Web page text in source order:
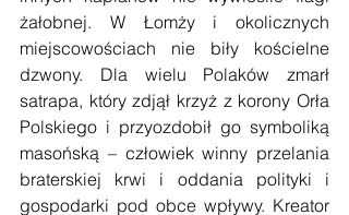
żałobnej. W Łomży i okolicznych
miejscowościach nie biły kościelne
dzwony. Dla wielu Polaków zmarł
satrapa, który zdjął krzyż z korony Orła
Polskiego i przyozdobił go symboliką
masońską – człowiek winny przelania
braterskiej krwi i oddania polityki i
gospodarki pod obce wpływy. Kreator